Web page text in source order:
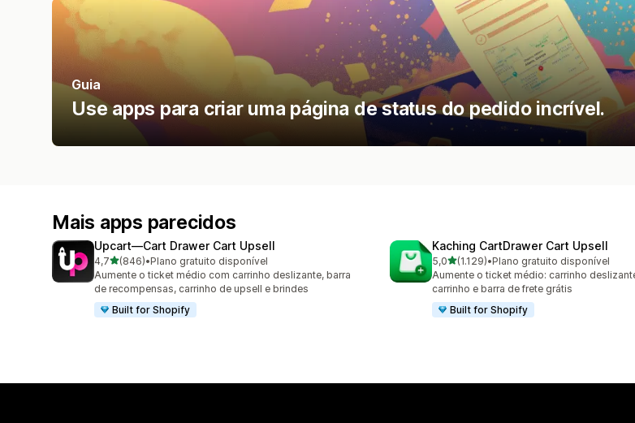
Guia
Use apps para criar uma página de status do pedido incrível.
Mais apps parecidos
Upcart—Cart Drawer Cart Upsell
4,7de 5 estrelas
(846)
846 avaliações ao todo
•Plano gratuito disponível
Aumente o ticket médio com carrinho deslizante, barra
de recompensas, carrinho de upsell e brindes
Built for Shopify
Kaching CartDrawer Cart Upsell
5,0de 5 estrelas
(1.129)
1129 avaliações ao todo
•Plano gratuito disponível
Aumente o ticket médio: carrinho
carrinho e barra de frete grátis
Built for Shopify